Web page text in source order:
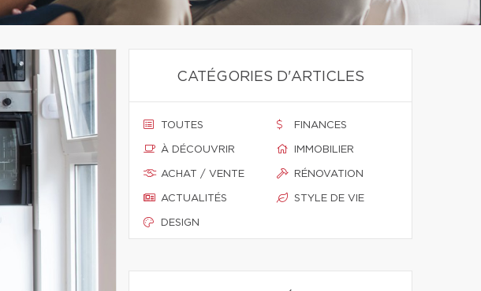
CATÉGORIES D'ARTICLES
TOUTES
À DÉCOUVRIR
ACHAT / VENTE
ACTUALITÉS
DESIGN
FINANCES
IMMOBILIER
RÉNOVATION
STYLE DE VIE